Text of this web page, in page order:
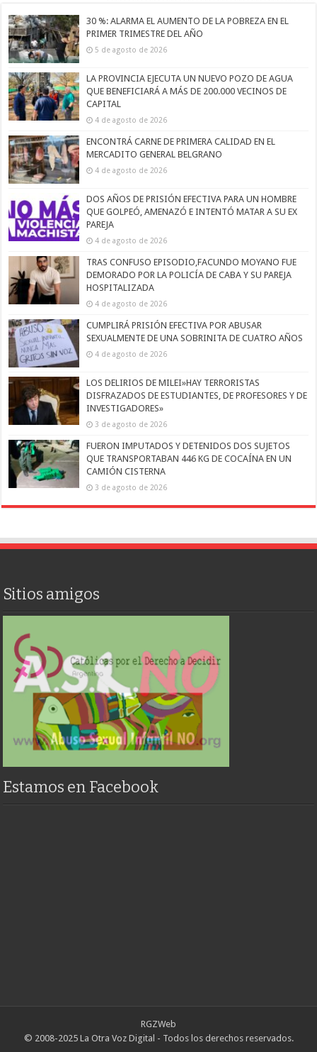
30 %: ALARMA EL AUMENTO DE LA POBREZA EN EL
PRIMER TRIMESTRE DEL AÑO
5 de agosto de 2026
LA PROVINCIA EJECUTA UN NUEVO POZO DE AGUA
QUE BENEFICIARÁ A MÁS DE 200.000 VECINOS DE
CAPITAL
4 de agosto de 2026
ENCONTRÁ CARNE DE PRIMERA CALIDAD EN EL
MERCADITO GENERAL BELGRANO
4 de agosto de 2026
DOS AÑOS DE PRISIÓN EFECTIVA PARA UN HOMBRE
QUE GOLPEÓ, AMENAZÓ E INTENTÓ MATAR A SU EX
PAREJA
4 de agosto de 2026
TRAS CONFUSO EPISODIO,FACUNDO MOYANO FUE
DEMORADO POR LA POLICÍA DE CABA Y SU PAREJA
HOSPITALIZADA
4 de agosto de 2026
CUMPLIRÁ PRISIÓN EFECTIVA POR ABUSAR
SEXUALMENTE DE UNA SOBRINITA DE CUATRO AÑOS
4 de agosto de 2026
LOS DELIRIOS DE MILEI»HAY TERRORISTAS
DISFRAZADOS DE ESTUDIANTES, DE PROFESORES Y DE
INVESTIGADORES»
3 de agosto de 2026
FUERON IMPUTADOS Y DETENIDOS DOS SUJETOS
QUE TRANSPORTABAN 446 KG DE COCAÍNA EN UN
CAMIÓN CISTERNA
3 de agosto de 2026
Sitios amigos
Estamos en Facebook
RGZWeb
© 2008-2025 La Otra Voz Digital - Todos los derechos reservados.